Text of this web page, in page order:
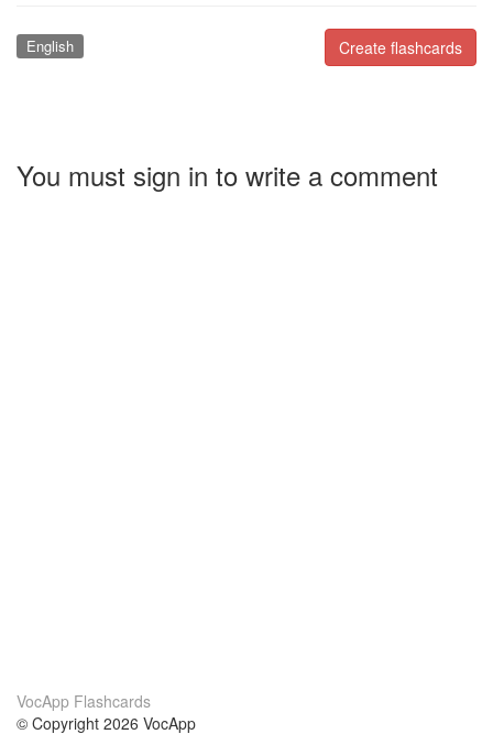
Create flashcards
English
You must sign in to write a comment
VocApp Flashcards
© Copyright 2026 VocApp